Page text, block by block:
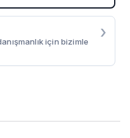
için bizimle
›